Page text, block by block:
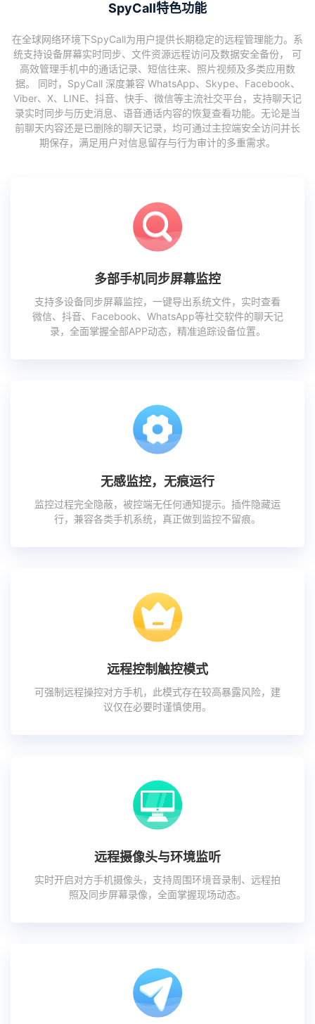
SpyCall特色功能
在全球网络环境下SpyCall为用户提供长期稳定的远程管理能力。系
统支持设备屏幕实时同步、文件资源远程访问及数据安全备份， 可
高效管理手机中的通话记录、短信往来、照片视频及多类应用数
据。 同时，SpyCall 深度兼容 WhatsApp、Skype、Facebook、
Viber、X、LINE、抖音、快手、微信等主流社交平台，支持聊天记
录实时同步与历史消息、语音通话内容的恢复查看功能。无论是当
前聊天内容还是已删除的聊天记录，均可通过主控端安全访问并长
期保存，满足用户对信息留存与行为审计的多重需求。
多部手机同步屏幕监控
支持多设备同步屏幕监控，一键导出系统文件，实时查看
微信、抖音、Facebook、WhatsApp等社交软件的聊天记
录，全面掌握全部APP动态，精准追踪设备位置。
无感监控，无痕运行
监控过程完全隐蔽，被控端无任何通知提示。插件隐藏运
行，兼容各类手机系统，真正做到监控不留痕。
远程控制触控模式
可强制远程操控对方手机，此模式存在较高暴露风险，建
议仅在必要时谨慎使用。
远程摄像头与环境监听
实时开启对方手机摄像头，支持周围环境音录制、远程拍
照及同步屏幕录像，全面掌握现场动态。